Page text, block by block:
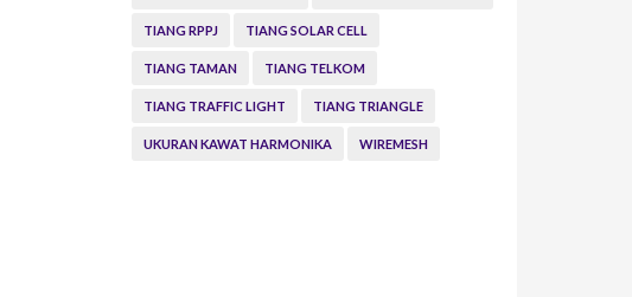
TIANG RPPJ TIANG SOLAR CELL
TIANG TAMAN TIANG TELKOM
TIANG TRAFFIC LIGHT TIANG TRIANGLE
UKURAN KAWAT HARMONIKA WIREMESH